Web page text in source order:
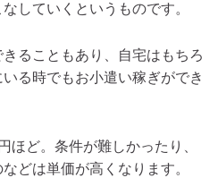
していくというものです。
ることもあり、自宅はもちろ
る時でもお小遣い稼ぎができ
ほど。条件が難しかったり、
どは単価が高くなります。